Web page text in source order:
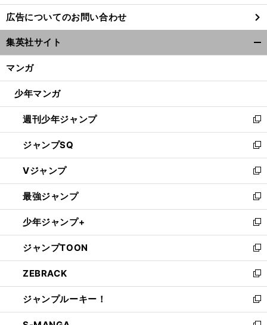
し
い
ウ
ィ
ン
ウ
開
く
広告についてのお問い合わせ
集英社サイト
マンガ
少年マンガ
週刊少年ジャンプ
新
し
い
ウ
ィ
ン
ド
ウ
で
開
く
ジャンプSQ
新
し
い
ウ
ィ
ン
ド
ウ
で
開
く
Vジャンプ
新
し
い
ウ
ィ
ン
ド
ウ
で
開
く
最強ジャンプ
新
し
い
ウ
ィ
ン
ド
ウ
で
開
少年ジャンプ+
新
し
い
ウ
ィ
ン
ド
ウ
ジャンプTOON
新
し
い
ウ
ィ
ン
ZEBRACK
新
し
い
ウ
ジャンプルーキー！
新
し